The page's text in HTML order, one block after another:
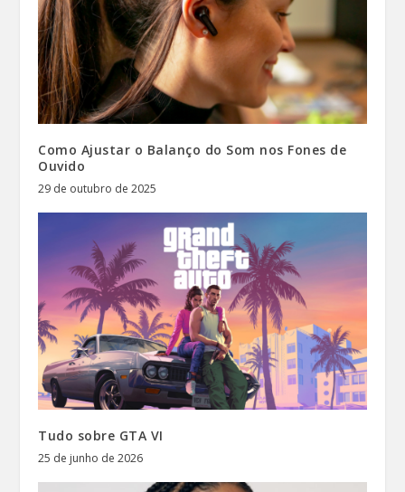
Como Ajustar o Balanço do Som nos Fones de
Ouvido
29 de outubro de 2025
Tudo sobre GTA VI
25 de junho de 2026